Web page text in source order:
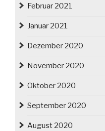
Februar 2021
Januar 2021
Dezember 2020
November 2020
Oktober 2020
September 2020
August 2020